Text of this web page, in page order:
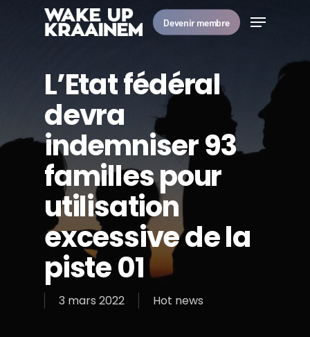
Devenir membre Menu
L’Etat fédéral
devra
indemniser 93
familles pour
utilisation
excessive de la
piste 01
3 mars 2022 Hot news